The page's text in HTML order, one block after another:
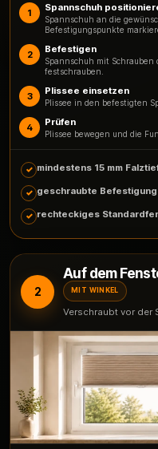
1 Spannschuh
Spannschuh an die
Befestigungspunkte
2 Befestigen
Spannschuh mit
festschrauben.
3 Plissee einsetzen
Plissee in den befestigten
4 Prüfen
Plissee bewegen und die
mindestens 15 mm
geschraubte Befestigung
rechteckiges
2
Auf dem
MIT WINKEL
Verschraubt vor der